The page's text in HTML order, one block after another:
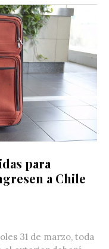
para
a Chile
31 de marzo, toda